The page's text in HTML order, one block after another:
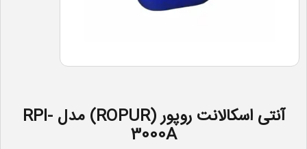
آنتی اسکالانت روپور (ROPUR) مدل RPI-
3000A